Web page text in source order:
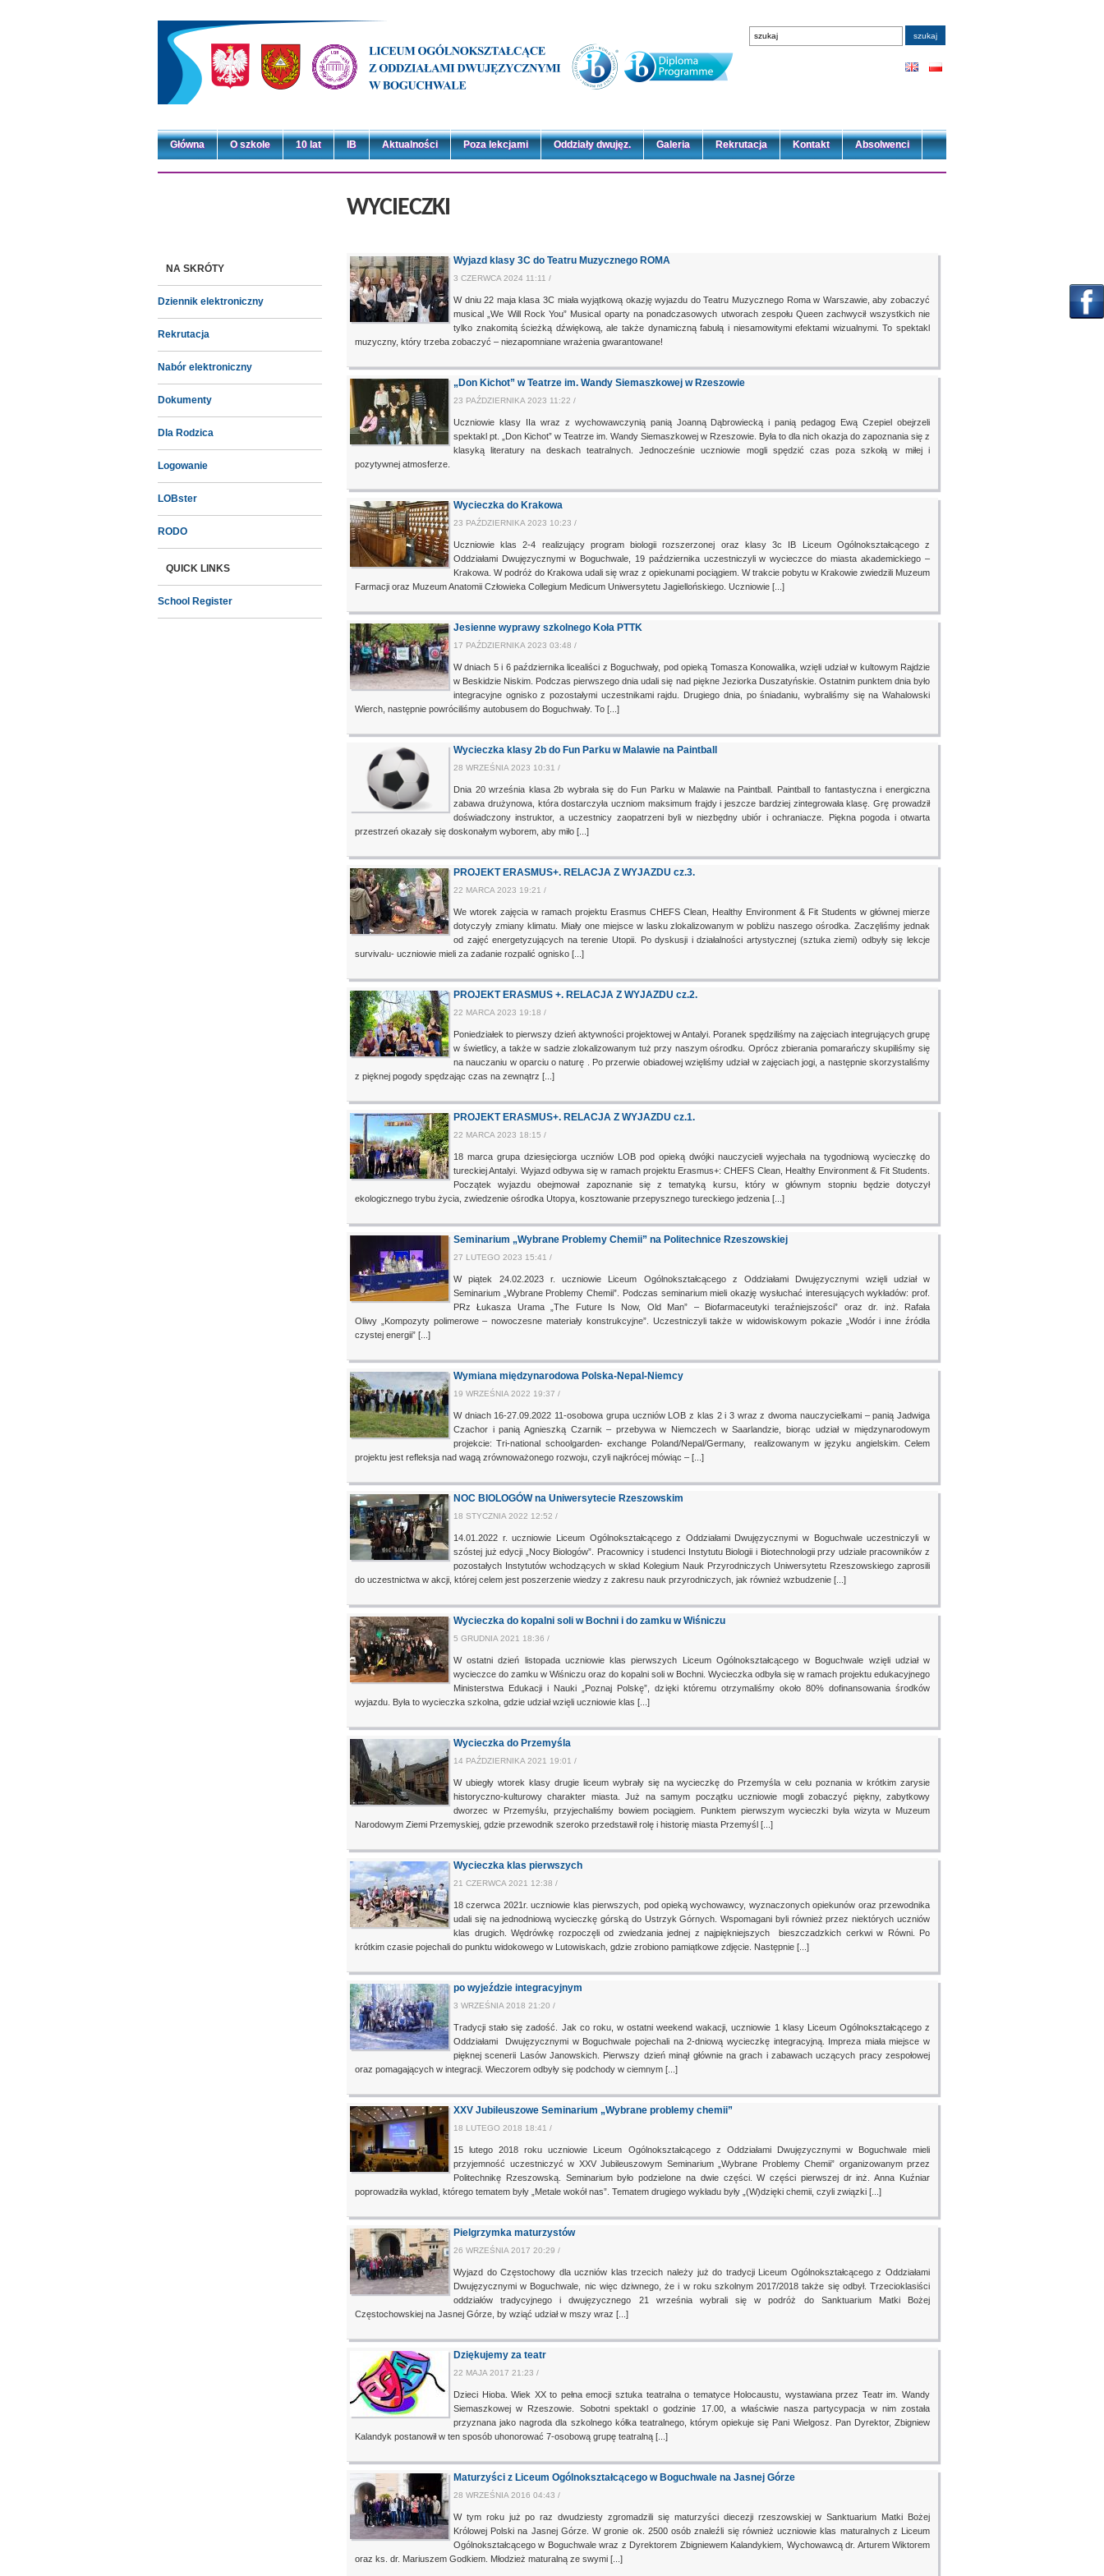
Główna O szkole 10 lat IB Aktualności Poza lekcjami Oddziały dwujęz. Galeria Rekrutacja Kontakt Absolwenci
WYCIECZKI
NA SKRÓTY
Dziennik elektroniczny
Rekrutacja
Nabór elektroniczny
Dokumenty
Dla Rodzica
Logowanie
LOBster
RODO
QUICK LINKS
School Register
Wyjazd klasy 3C do Teatru Muzycznego ROMA
3 CZERWCA 2024 11:11 /
W dniu 22 maja klasa 3C miała wyjątkową okazję wyjazdu do Teatru Muzycznego Roma w Warszawie, aby zobaczyć
musical „We Will Rock You” Musical oparty na ponadczasowych utworach zespołu Queen zachwycił wszystkich nie
tylko znakomitą ścieżką dźwiękową, ale także dynamiczną fabułą i niesamowitymi efektami wizualnymi. To spektakl
muzyczny, który trzeba zobaczyć – niezapomniane wrażenia gwarantowane!
„Don Kichot” w Teatrze im. Wandy Siemaszkowej w Rzeszowie
23 PAŹDZIERNIKA 2023 11:22 /
Uczniowie klasy IIa wraz z wychowawczynią panią Joanną Dąbrowiecką i panią pedagog Ewą Czepiel obejrzeli
spektakl pt. „Don Kichot” w Teatrze im. Wandy Siemaszkowej w Rzeszowie. Była to dla nich okazja do zapoznania się z
klasyką literatury na deskach teatralnych. Jednocześnie uczniowie mogli spędzić czas poza szkołą w miłej i
pozytywnej atmosferze.
Wycieczka do Krakowa
23 PAŹDZIERNIKA 2023 10:23 /
Uczniowie klas 2-4 realizujący program biologii rozszerzonej oraz klasy 3c IB Liceum Ogólnokształcącego z
Oddziałami Dwujęzycznymi w Boguchwale, 19 października uczestniczyli w wycieczce do miasta akademickiego –
Krakowa. W podróż do Krakowa udali się wraz z opiekunami pociągiem. W trakcie pobytu w Krakowie zwiedzili Muzeum
Farmacji oraz Muzeum Anatomii Człowieka Collegium Medicum Uniwersytetu Jagiellońskiego. Uczniowie [...]
Jesienne wyprawy szkolnego Koła PTTK
17 PAŹDZIERNIKA 2023 03:48 /
W dniach 5 i 6 października licealiści z Boguchwały, pod opieką Tomasza Konowalika, wzięli udział w kultowym Rajdzie
w Beskidzie Niskim. Podczas pierwszego dnia udali się nad piękne Jeziorka Duszatyńskie. Ostatnim punktem dnia było
integracyjne ognisko z pozostałymi uczestnikami rajdu. Drugiego dnia, po śniadaniu, wybraliśmy się na Wahalowski
Wierch, następnie powróciliśmy autobusem do Boguchwały. To [...]
Wycieczka klasy 2b do Fun Parku w Malawie na Paintball
28 WRZEŚNIA 2023 10:31 /
Dnia 20 września klasa 2b wybrała się do Fun Parku w Malawie na Paintball. Paintball to fantastyczna i energiczna
zabawa drużynowa, która dostarczyła uczniom maksimum frajdy i jeszcze bardziej zintegrowała klasę. Grę prowadził
doświadczony instruktor, a uczestnicy zaopatrzeni byli w niezbędny ubiór i ochraniacze. Piękna pogoda i otwarta
przestrzeń okazały się doskonałym wyborem, aby miło [...]
PROJEKT ERASMUS+. RELACJA Z WYJAZDU cz.3.
22 MARCA 2023 19:21 /
We wtorek zajęcia w ramach projektu Erasmus CHEFS Clean, Healthy Environment & Fit Students w głównej mierze
dotyczyły zmiany klimatu. Miały one miejsce w lasku zlokalizowanym w pobliżu naszego ośrodka. Zaczęliśmy jednak
od zajęć energetyzujących na terenie Utopii. Po dyskusji i działalności artystycznej (sztuka ziemi) odbyły się lekcje
survivalu- uczniowie mieli za zadanie rozpalić ognisko [...]
PROJEKT ERASMUS +. RELACJA Z WYJAZDU cz.2.
22 MARCA 2023 19:18 /
Poniedziałek to pierwszy dzień aktywności projektowej w Antalyi. Poranek spędziliśmy na zajęciach integrujących grupę
w świetlicy, a także w sadzie zlokalizowanym tuż przy naszym ośrodku. Oprócz zbierania pomarańczy skupiliśmy się
na nauczaniu w oparciu o naturę . Po przerwie obiadowej wzięliśmy udział w zajęciach jogi, a następnie skorzystaliśmy
z pięknej pogody spędzając czas na zewnątrz [...]
PROJEKT ERASMUS+. RELACJA Z WYJAZDU cz.1.
22 MARCA 2023 18:15 /
18 marca grupa dziesięciorga uczniów LOB pod opieką dwójki nauczycieli wyjechała na tygodniową wycieczkę do
tureckiej Antalyi. Wyjazd odbywa się w ramach projektu Erasmus+: CHEFS Clean, Healthy Environment & Fit Students.
Początek wyjazdu obejmował zapoznanie się z tematyką kursu, który w głównym stopniu będzie dotyczył
ekologicznego trybu życia, zwiedzenie ośrodka Utopya, kosztowanie przepysznego tureckiego jedzenia [...]
Seminarium „Wybrane Problemy Chemii” na Politechnice Rzeszowskiej
27 LUTEGO 2023 15:41 /
W piątek 24.02.2023 r. uczniowie Liceum Ogólnokształcącego z Oddziałami Dwujęzycznymi wzięli udział w
Seminarium „Wybrane Problemy Chemii”. Podczas seminarium mieli okazję wysłuchać interesujących wykładów: prof.
PRz Łukasza Urama „The Future Is Now, Old Man” – Biofarmaceutyki teraźniejszości” oraz dr. inż. Rafała
Oliwy „Kompozyty polimerowe – nowoczesne materiały konstrukcyjne”. Uczestniczyli także w widowiskowym pokazie „Wodór i inne źródła
czystej energii” [...]
Wymiana międzynarodowa Polska-Nepal-Niemcy
19 WRZEŚNIA 2022 19:37 /
W dniach 16-27.09.2022 11-osobowa grupa uczniów LOB z klas 2 i 3 wraz z dwoma nauczycielkami – panią Jadwiga
Czachor i panią Agnieszką Czarnik – przebywa w Niemczech w Saarlandzie, biorąc udział w międzynarodowym
projekcie: Tri-national schoolgarden- exchange Poland/Nepal/Germany, realizowanym w języku angielskim. Celem
projektu jest refleksja nad wagą zrównoważonego rozwoju, czyli najkrócej mówiąc – [...]
NOC BIOLOGÓW na Uniwersytecie Rzeszowskim
18 STYCZNIA 2022 12:52 /
14.01.2022 r. uczniowie Liceum Ogólnokształcącego z Oddziałami Dwujęzycznymi w Boguchwale uczestniczyli w
szóstej już edycji „Nocy Biologów”. Pracownicy i studenci Instytutu Biologii i Biotechnologii przy udziale pracowników z
pozostałych Instytutów wchodzących w skład Kolegium Nauk Przyrodniczych Uniwersytetu Rzeszowskiego zaprosili
do uczestnictwa w akcji, której celem jest poszerzenie wiedzy z zakresu nauk przyrodniczych, jak również wzbudzenie [...]
Wycieczka do kopalni soli w Bochni i do zamku w Wiśniczu
5 GRUDNIA 2021 18:36 /
W ostatni dzień listopada uczniowie klas pierwszych Liceum Ogólnokształcącego w Boguchwale wzięli udział w
wycieczce do zamku w Wiśniczu oraz do kopalni soli w Bochni. Wycieczka odbyła się w ramach projektu edukacyjnego
Ministerstwa Edukacji i Nauki „Poznaj Polskę”, dzięki któremu otrzymaliśmy około 80% dofinansowania środków
wyjazdu. Była to wycieczka szkolna, gdzie udział wzięli uczniowie klas [...]
Wycieczka do Przemyśla
14 PAŹDZIERNIKA 2021 19:01 /
W ubiegły wtorek klasy drugie liceum wybrały się na wycieczkę do Przemyśla w celu poznania w krótkim zarysie
historyczno-kulturowy charakter miasta. Już na samym początku uczniowie mogli zobaczyć piękny, zabytkowy
dworzec w Przemyślu, przyjechaliśmy bowiem pociągiem. Punktem pierwszym wycieczki była wizyta w Muzeum
Narodowym Ziemi Przemyskiej, gdzie przewodnik szeroko przedstawił rolę i historię miasta Przemyśl [...]
Wycieczka klas pierwszych
21 CZERWCA 2021 12:38 /
18 czerwca 2021r. uczniowie klas pierwszych, pod opieką wychowawcy, wyznaczonych opiekunów oraz przewodnika
udali się na jednodniową wycieczkę górską do Ustrzyk Górnych. Wspomagani byli również przez niektórych uczniów
klas drugich. Wędrówkę rozpoczęli od zwiedzania jednej z najpiękniejszych bieszczadzkich cerkwi w Równi. Po
krótkim czasie pojechali do punktu widokowego w Lutowiskach, gdzie zrobiono pamiątkowe zdjęcie. Następnie [...]
po wyjeździe integracyjnym
3 WRZEŚNIA 2018 21:20 /
Tradycji stało się zadość. Jak co roku, w ostatni weekend wakacji, uczniowie 1 klasy Liceum Ogólnokształcącego z
Oddziałami Dwujęzycznymi w Boguchwale pojechali na 2-dniową wycieczkę integracyjną. Impreza miała miejsce w
pięknej scenerii Lasów Janowskich. Pierwszy dzień minął głównie na grach i zabawach uczących pracy zespołowej
oraz pomagających w integracji. Wieczorem odbyły się podchody w ciemnym [...]
XXV Jubileuszowe Seminarium „Wybrane problemy chemii”
18 LUTEGO 2018 18:41 /
15 lutego 2018 roku uczniowie Liceum Ogólnokształcącego z Oddziałami Dwujęzycznymi w Boguchwale mieli
przyjemność uczestniczyć w XXV Jubileuszowym Seminarium „Wybrane Problemy Chemii” organizowanym przez
Politechnikę Rzeszowską. Seminarium było podzielone na dwie części. W części pierwszej dr inż. Anna Kuźniar
poprowadziła wykład, którego tematem były „Metale wokół nas”. Tematem drugiego wykładu były „(W)dzięki chemii, czyli związki [...]
Pielgrzymka maturzystów
26 WRZEŚNIA 2017 20:29 /
Wyjazd do Częstochowy dla uczniów klas trzecich należy już do tradycji Liceum Ogólnokształcącego z Oddziałami
Dwujęzycznymi w Boguchwale, nic więc dziwnego, że i w roku szkolnym 2017/2018 także się odbył. Trzecioklasiści
oddziałów tradycyjnego i dwujęzycznego 21 września wybrali się w podróż do Sanktuarium Matki Bożej
Częstochowskiej na Jasnej Górze, by wziąć udział w mszy wraz [...]
Dziękujemy za teatr
22 MAJA 2017 21:23 /
Dzieci Hioba. Wiek XX to pełna emocji sztuka teatralna o tematyce Holocaustu, wystawiana przez Teatr im. Wandy
Siemaszkowej w Rzeszowie. Sobotni spektakl o godzinie 17.00, a właściwie nasza partycypacja w nim została
przyznana jako nagroda dla szkolnego kółka teatralnego, którym opiekuje się Pani Wielgosz. Pan Dyrektor, Zbigniew
Kalandyk postanowił w ten sposób uhonorować 7-osobową grupę teatralną [...]
Maturzyści z Liceum Ogólnokształcącego w Boguchwale na Jasnej Górze
28 WRZEŚNIA 2016 04:43 /
W tym roku już po raz dwudziesty zgromadzili się maturzyści diecezji rzeszowskiej w Sanktuarium Matki Bożej
Królowej Polski na Jasnej Górze. W gronie ok. 2500 osób znaleźli się również uczniowie klas maturalnych z Liceum
Ogólnokształcącego w Boguchwale wraz z Dyrektorem Zbigniewem Kalandykiem, Wychowawcą dr. Arturem Wiktorem
oraz ks. dr. Mariuszem Godkiem. Młodzież maturalną ze swymi [...]